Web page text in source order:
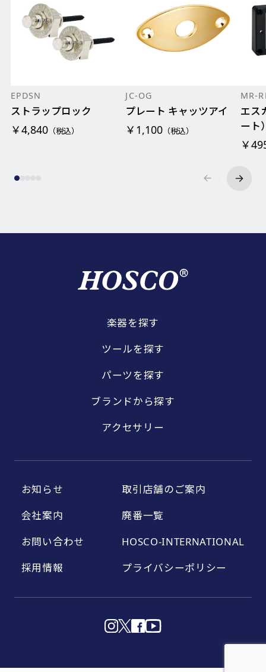
EPDSN
ストラップロック
￥4,840（税込）
JC-OG
プレート キャッツアイ
￥1,100 （税込）
MR-
エス
ート
￥
楽器を探す
ツールを探す
パーツを探す
ブランドから探す
アクセサリー
お知らせ
会社案内
お問い合わせ
採用情報
取引店舗のご案内
廃番一覧
HOSCO-INTERNATIONAL
プライバシーポリシー